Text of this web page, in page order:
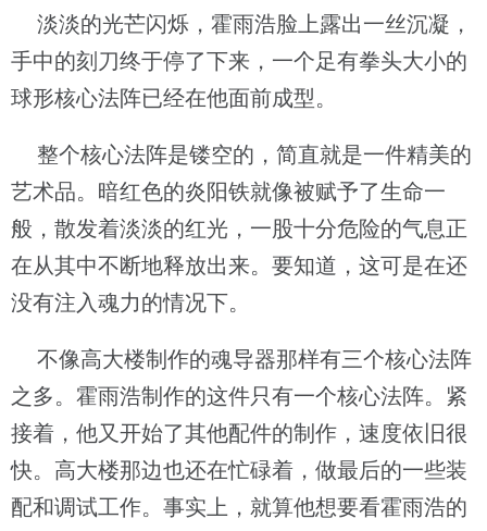
淡淡的光芒闪烁，霍雨浩脸上露出一丝沉凝，
手中的刻刀终于停了下来，一个足有拳头大小的
球形核心法阵已经在他面前成型。
整个核心法阵是镂空的，简直就是一件精美的
艺术品。暗红色的炎阳铁就像被赋予了生命一
般，散发着淡淡的红光，一股十分危险的气息正
在从其中不断地释放出来。要知道，这可是在还
没有注入魂力的情况下。
不像高大楼制作的魂导器那样有三个核心法阵
之多。霍雨浩制作的这件只有一个核心法阵。紧
接着，他又开始了其他配件的制作，速度依旧很
快。高大楼那边也还在忙碌着，做最后的一些装
配和调试工作。事实上，就算他想要看霍雨浩的